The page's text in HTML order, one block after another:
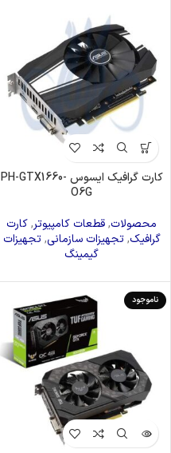
کارت گرافیک ایسوس PH-GTX1660-
O6G
محصولات,قطعات کامپیوتر,کارت
گرافیک,تجهیزات سازمانی,تجهیزات
گیمینگ
ناموجود